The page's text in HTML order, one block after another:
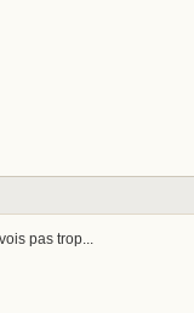
pas trop...